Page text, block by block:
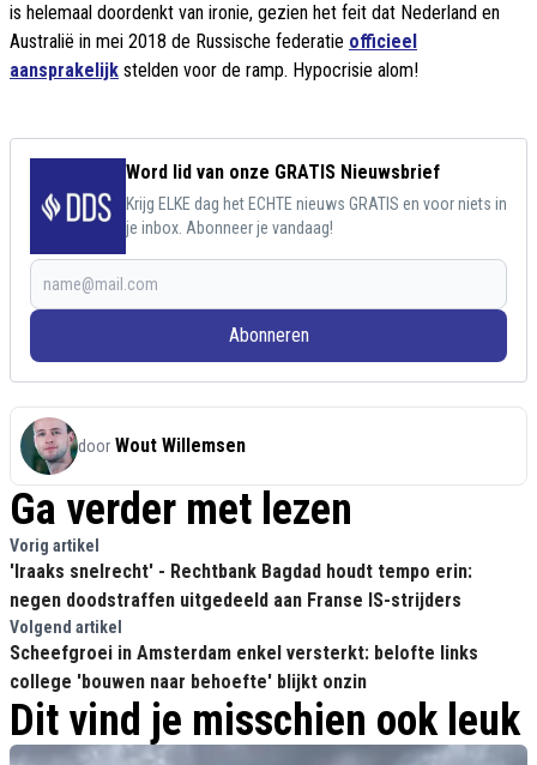
is helemaal doordenkt van ironie, gezien het feit dat Nederland en
Australië in mei 2018 de Russische federatie officieel
aansprakelijk stelden voor de ramp. Hypocrisie alom!
Word lid van onze GRATIS Nieuwsbrief
Krijg ELKE dag het ECHTE nieuws GRATIS en voor niets in
je inbox. Abonneer je vandaag!
Abonneren
door Wout Willemsen
Ga verder met lezen
Vorig artikel
'Iraaks snelrecht' - Rechtbank Bagdad houdt tempo erin:
negen doodstraffen uitgedeeld aan Franse IS-strijders
Volgend artikel
Scheefgroei in Amsterdam enkel versterkt: belofte links
college 'bouwen naar behoefte' blijkt onzin
Dit vind je misschien ook leuk